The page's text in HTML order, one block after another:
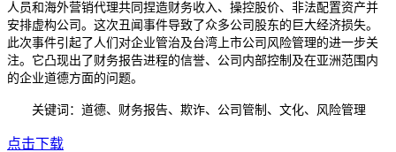
人员和海外营销代理共同捏造财务收入、操控股价、非法配置资产并
安排虚构公司。这次丑闻事件导致了众多公司股东的巨大经济损失。
此次事件引起了人们对企业管治及台湾上市公司风险管理的进一步关
注。它凸现出了财务报告进程的信誉、公司内部控制及在亚洲范围内
的企业道德方面的问题。
关键词：道德、财务报告、欺诈、公司管制、文化、风险管理
点击下载